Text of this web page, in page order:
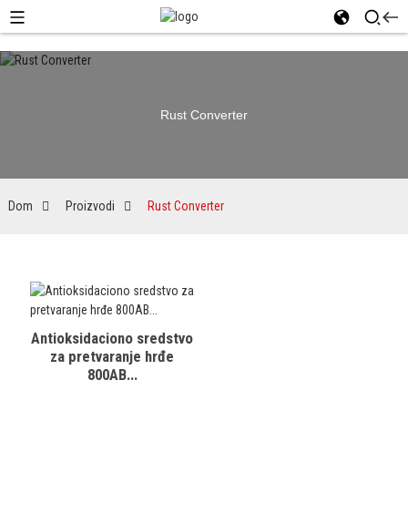
Rust Converter
Dom Proizvodi Rust Converter
Antioksidaciono sredstvo
za pretvaranje hrđe
800AB...